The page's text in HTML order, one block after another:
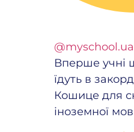
@myschool.ua
Вперше учні
їдуть в
Кошице для
іноземної